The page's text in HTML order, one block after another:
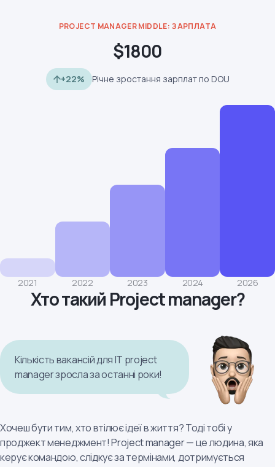
PROJECT MANAGER MIDDLE: ЗАРПЛАТА
$1800
+22% Річне зростання зарплат по DOU
2021 2022 2023 2024 2026
Хто такий Project manager?
Хочеш бути тим, хто втілює ідеї в життя? Тоді тобі у
проджект менеджмент! Project manager — це людина, яка
керує командою, слідкує за термінами, дотримується
Кількість вакансій для IT project
manager зросла за останні роки!